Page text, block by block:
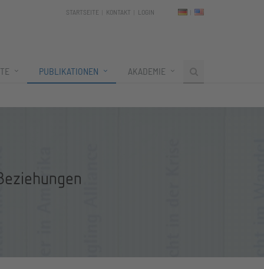
STARTSEITE KONTAKT LOGIN
PUBLIKATIONEN AKADEMIE